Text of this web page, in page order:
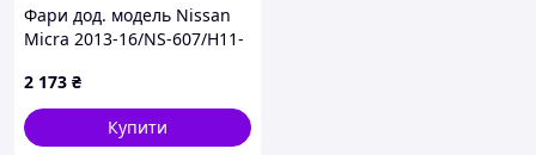
Фари дод. модель Nissan
Micra 2013-16/NS-607/H11-
(00000052995)
2 173 ₴
Купити